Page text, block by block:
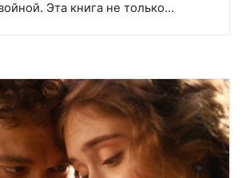
Эта книга не только…